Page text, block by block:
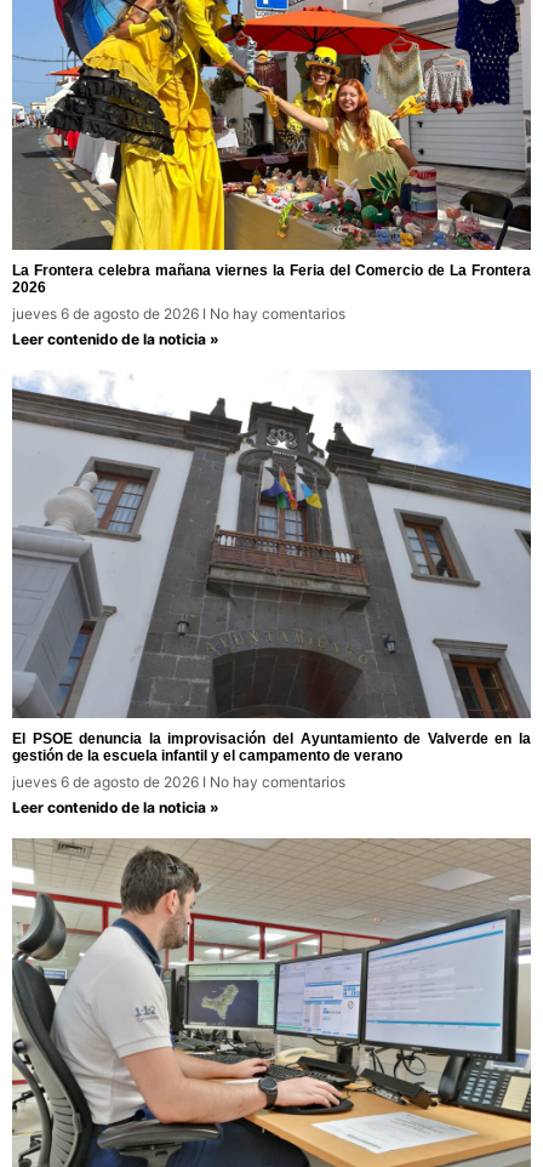
La Frontera celebra mañana viernes la Feria del Comercio de La Frontera
2026
jueves 6 de agosto de 2026
No hay comentarios
Leer contenido de la noticia »
El PSOE denuncia la improvisación del Ayuntamiento de Valverde en la
gestión de la escuela infantil y el campamento de verano
jueves 6 de agosto de 2026
No hay comentarios
Leer contenido de la noticia »